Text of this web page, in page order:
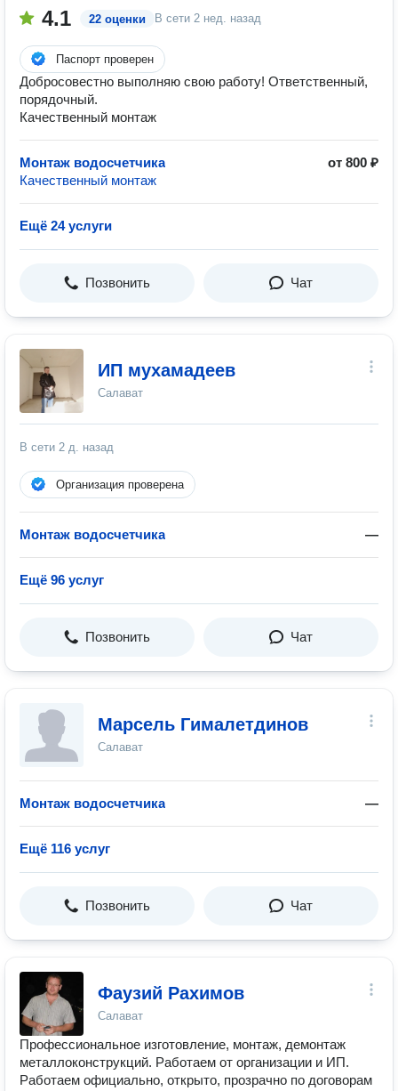
4.1 22 оценки В сети 2 нед. назад
Паспорт проверен
Добросовестно выполняю свою работу! Ответственный,
порядочный.
Качественный монтаж
Монтаж водосчетчика
от 800 ₽
Качественный монтаж
Ещё 24 услуги
Позвонить Чат
ИП мухамадеев
Салават
В сети 2 д. назад
Организация проверена
Монтаж водосчетчика —
Ещё 96 услуг
Позвонить Чат
Марсель Гималетдинов
Салават
Монтаж водосчетчика —
Ещё 116 услуг
Позвонить Чат
Фаузий Рахимов
Салават
Профессиональное изготовление, монтаж, демонтаж
металлоконструкций. Работаем от организации и ИП.
Работаем официально, открыто, прозрачно по договорам